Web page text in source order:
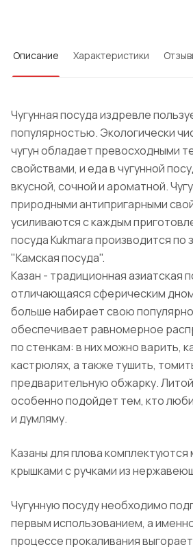
Описание Характеристики
Чугунная посуда издревле
популярностью. Экологически
чугун обладает превосходными
свойствами, и еда в чугунной
вкусной, сочной и ароматной.
природными антипригарными
усиливаются с каждым
посуда Kukmara производится по
"Камская посуда".
Казан - традиционная азиатская
отличающаяся сферическим
больше набирает свою
обеспечивает равномерное
по стенкам: в них можно варить,
кастрюлях, а также тушить,
предварительную обжарку. Литой
особенно подойдет тем, кто
и думляму.
Казаны для плова
крышками с ручками из
Чугунную посуду необходимо
первым использованием, а
процессе прокаливания